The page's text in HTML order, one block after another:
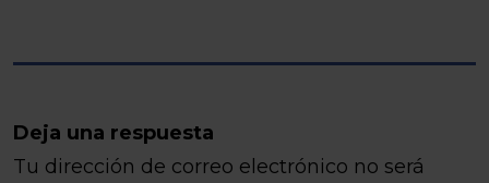
Deja una respuesta
Tu dirección de correo electrónico no será